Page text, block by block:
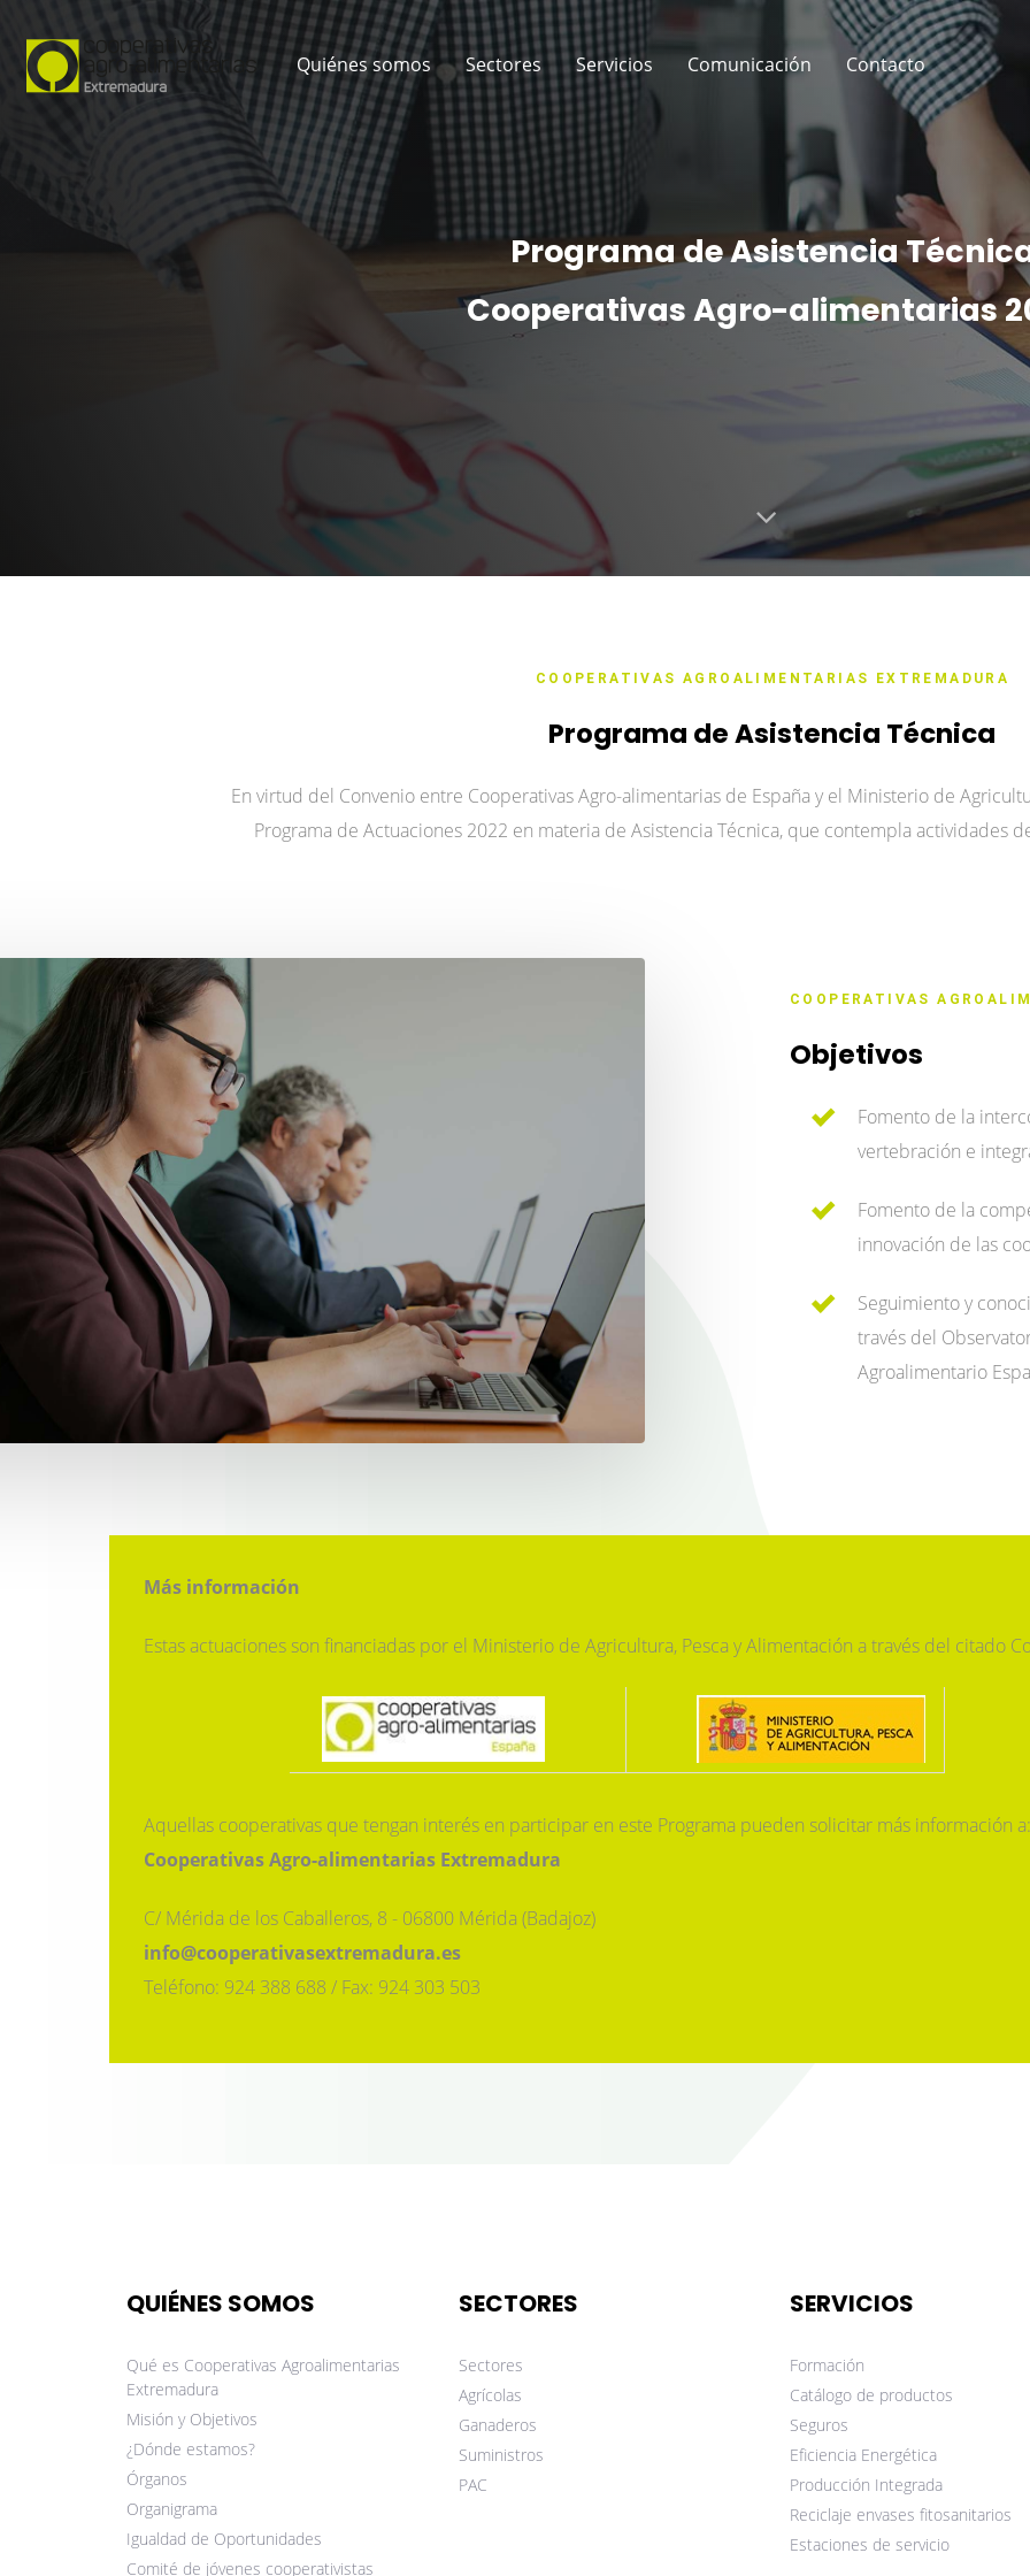
Quiénes somos Sectores Servicios Comunicación Contacto
Programa de Asistencia
Cooperativas Agro-alimentarias
COOPERATIVAS AGROALIMENTARIAS EXTREMADURA
Programa de Asistencia Técnica
En virtud del Convenio entre Cooperativas Agro-alimentarias de España y el Ministerio de
Programa de Actuaciones 2022 en materia de Asistencia Técnica, que contempla actividades
COOPERATIVAS
Objetivos
Fomento de la
vertebración e
Fomento de la
innovación de las
Seguimiento y
través del
Agroalimentario
Más información
Estas actuaciones son financiadas por el Ministerio de Agricultura, Pesca y Alimentación a través del citado
Aquellas cooperativas que tengan interés en participar en este Programa pueden solicitar más información a:
Cooperativas Agro-alimentarias Extremadura
C/ Mérida de los Caballeros, 8 - 06800 Mérida (Badajoz)
info@cooperativasextremadura.es
Teléfono: 924 388 688 / Fax: 924 303 503
QUIÉNES SOMOS
Qué es Cooperativas Agroalimentarias
Extremadura
Misión y Objetivos
¿Dónde estamos?
Órganos
Organigrama
Igualdad de Oportunidades
Comité de jóvenes cooperativistas
SECTORES
Sectores
Agrícolas
Ganaderos
Suministros
PAC
SERVICIOS
Formación
Catálogo de productos
Seguros
Eficiencia Energética
Producción Integrada
Reciclaje envases fitosanitarios
Estaciones de servicio